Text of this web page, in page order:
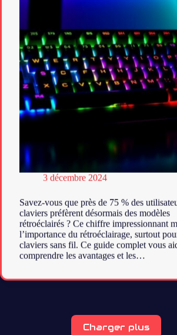
3 décembre 2024
Savez-vous que près de 75 % des
claviers préfèrent désormais des modèles
rétroéclairés ? Ce chiffre impressionnant
l’importance du rétroéclairage, surtout
claviers sans fil. Ce guide complet vous
comprendre les avantages et les…
Charger plus